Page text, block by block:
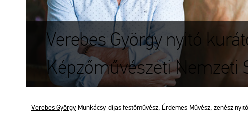
Verebes György nyitó
Képzőművészeti Nemzeti
Ve­re­bes György Mun­ká­csy-díjas fes­tő­mű­vész, Ér­de­mes Mű­vész, ze­nész